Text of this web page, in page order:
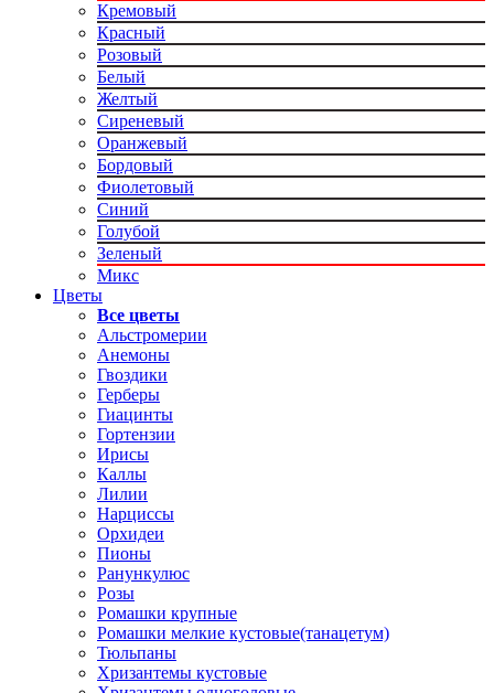
Кремовый
Красный
Розовый
Белый
Желтый
Сиреневый
Оранжевый
Бордовый
Фиолетовый
Синий
Голубой
Зеленый
Микс
Цветы
Все цветы
Альстромерии
Анемоны
Гвоздики
Герберы
Гиацинты
Гортензии
Ирисы
Каллы
Лилии
Нарциссы
Орхидеи
Пионы
Ранункулюс
Розы
Ромашки крупные
Ромашки мелкие кустовые(танацетум)
Тюльпаны
Хризантемы кустовые